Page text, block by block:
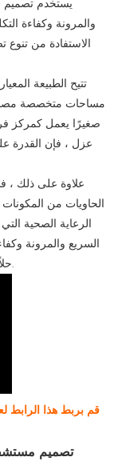
يستخدم تصميم
والمرونة وكفاءة
الاستفادة من تنوع
تتيح الطبيعة
مساحات متخصصة
صغيرًا يعمل كمركز
عزل ، فإن القدرة
علاوة على ذلك ،
الحاويات من المكونات
الرعاية الصحية
السريع والمرونة
حلاً عمليًا لتحديات تطوير البنية التحتية للرعاية الصحية.